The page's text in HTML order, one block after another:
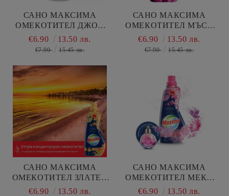
САНО МАКСИМА
ОМЕКОТИТЕЛ ДЖОЙ
1000МЛ 50П
€6.90 13.50 лв.
€7.90 15.45 лв.
САНО МАКСИМА
ОМЕКОТИТЕЛ МЪСК
1000 МЛ 40 П
€6.90 13.50 лв.
€7.90 15.45 лв.
САНО МАКСИМА
ОМЕКОТИТЕЛ ЗЛАТЕН
ЗАЛЕЗ 1000 МЛ/ 50 П
€6.90 13.50 лв.
САНО МАКСИМА
ОМЕКОТИТЕЛ МЕКА
КОПРИНА 1000МЛ 40 П
€6.90 13.50 лв.